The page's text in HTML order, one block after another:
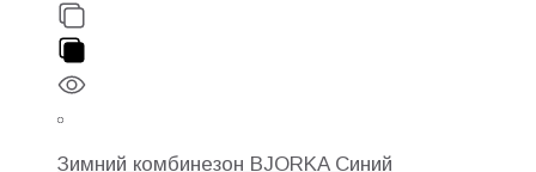
Зимний комбинезон BJORKA Синий